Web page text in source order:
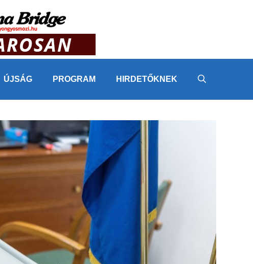
ÚJSÁG PROGRAM HIRDETŐKNEK